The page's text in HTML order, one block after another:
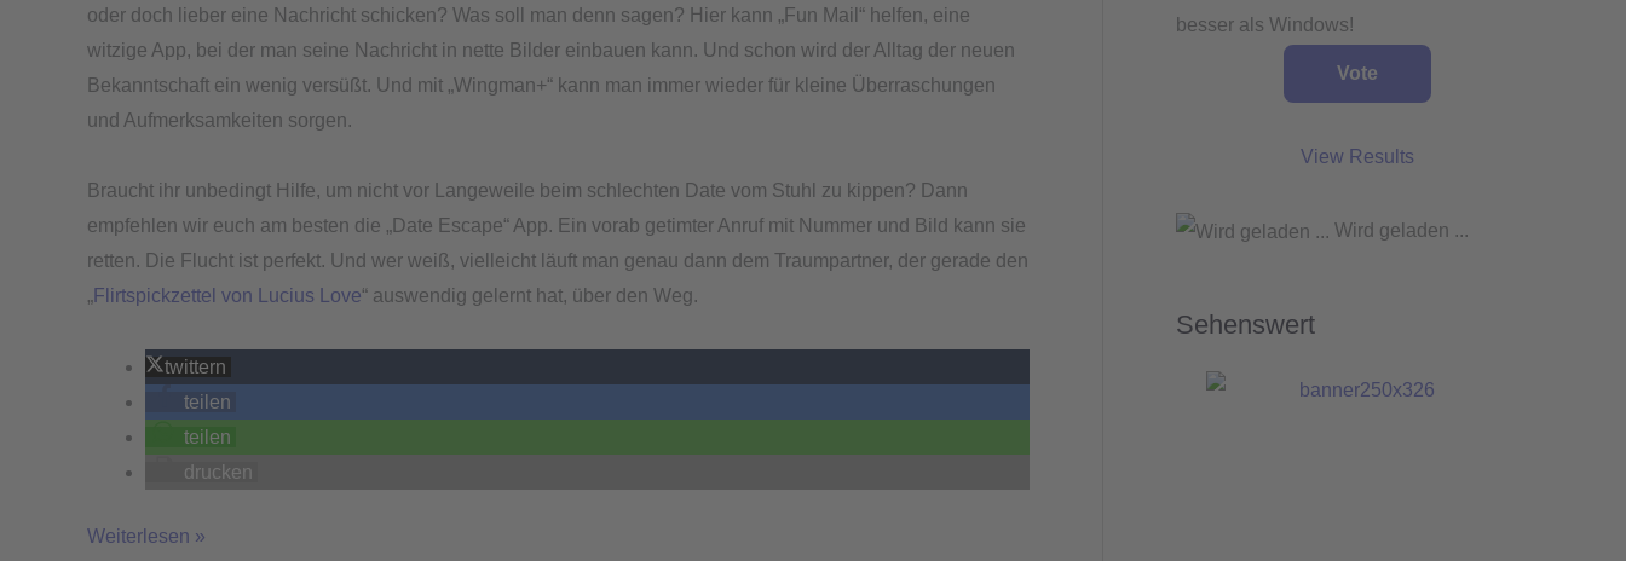
oder doch lieber eine Nachricht schicken? Was soll man denn sagen? Hier kann „Fun Mail“ helfen, eine
witzige App, bei der man seine Nachricht in nette Bilder einbauen kann. Und schon wird der Alltag der neuen
Bekanntschaft ein wenig versüßt. Und mit „Wingman+“ kann man immer wieder für kleine Überraschungen
und Aufmerksamkeiten sorgen.
Braucht ihr unbedingt Hilfe, um nicht vor Langeweile beim schlechten Date vom Stuhl zu kippen? Dann
empfehlen wir euch am besten die „Date Escape“ App. Ein vorab getimter Anruf mit Nummer und Bild kann sie
retten. Die Flucht ist perfekt. Und wer weiß, vielleicht läuft man genau dann dem Traumpartner, der gerade den
„Flirtspickzettel von Lucius Love“ auswendig gelernt hat, über den Weg.
twittern
teilen
teilen
drucken
Weiterlesen »
besser als Windows!
View Results
Wird geladen ...
Sehenswert